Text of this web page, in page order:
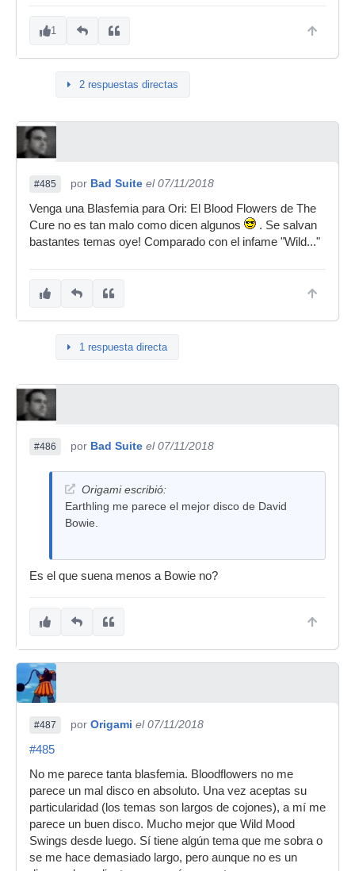
1
2 respuestas directas
#485 por Bad Suite el 07/11/2018
Venga una Blasfemia para Ori: El Blood Flowers de The
Cure no es tan malo como dicen algunos
. Se salvan
bastantes temas oye! Comparado con el infame "Wild..."
1 respuesta directa
#486 por Bad Suite el 07/11/2018
Origami escribió:
Earthling me parece el mejor disco de David
Bowie.
Es el que suena menos a Bowie no?
#487 por Origami el 07/11/2018
#485
No me parece tanta blasfemia. Bloodflowers no me
parece un mal disco en absoluto. Una vez aceptas su
particularidad (los temas son largos de cojones), a mí me
parece un buen disco. Mucho mejor que Wild Mood
Swings desde luego. Sí tiene algún tema que me sobra o
se me hace demasiado largo, pero aunque no es un